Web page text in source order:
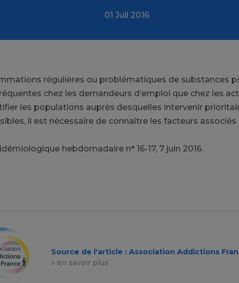
01 Juil 2016
régulières ou problématiques de substances
chez les demandeurs d’emploi que chez les
les populations auprès desquelles intervenir
il est nécessaire de connaître les facteurs associés
hebdomadaire n° 16-17, 7 juin 2016.
Source de l'article : Association Addictions
» en savoir plus